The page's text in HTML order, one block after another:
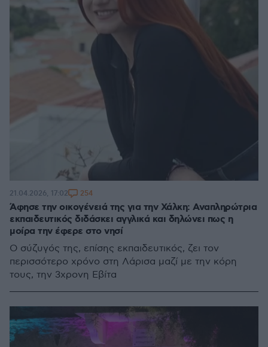
Άφησε την οικογένειά της για την Χάλκη: Αναπληρώτρια
εκπαιδευτικός διδάσκει αγγλικά και δηλώνει πως η
μοίρα την έφερε στο νησί
Ο σύζυγός της, επίσης εκπαιδευτικός, ζει τον
περισσότερο χρόνο στη Λάρισα μαζί με την κόρη
τους, την 3χρονη Εβίτα
21.04.2026, 17:02 254